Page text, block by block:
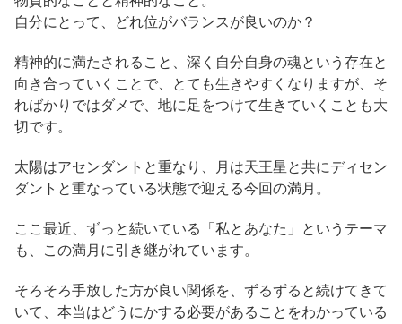
自分にとって、どれ位がバランスが良いのか？
精神的に満たされること、深く自分自身の魂という存在と
向き合っていくことで、とても生きやすくなりますが、そ
ればかりではダメで、地に足をつけて生きていくことも大
切です。
太陽はアセンダントと重なり、月は天王星と共にディセン
ダントと重なっている状態で迎える今回の満月。
ここ最近、ずっと続いている「私とあなた」というテーマ
も、この満月に引き継がれています。
そろそろ手放した方が良い関係を、ずるずると続けてきて
いて、本当はどうにかする必要があることをわかっている